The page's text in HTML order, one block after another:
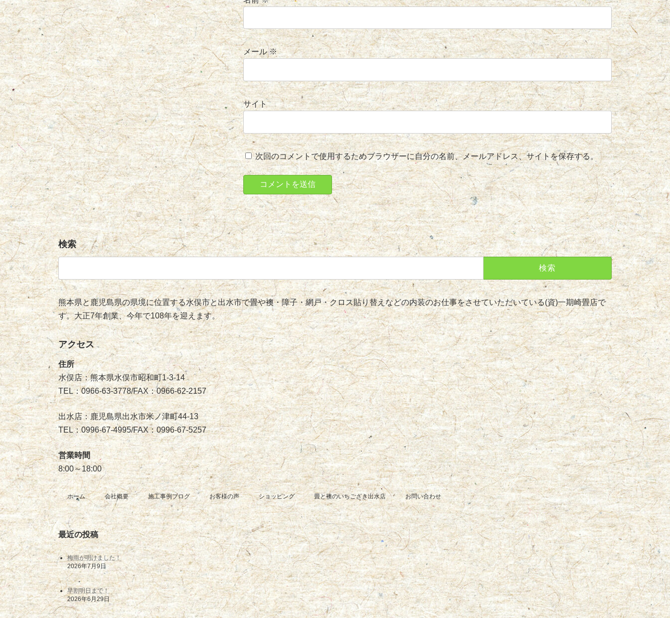
メール※
サイト
次回のコメントで使用するためブラウザーに自分の名前、メールアドレス、サイトを保存する。
検索
検
索:
熊本県と鹿児島県の県境に位置する水俣市と出水市で畳や襖・障子・網戸・クロス貼り替えなどの内装のお仕事をさせていただいている(資)一期崎畳店で
す。大正7年創業、今年で108年を迎えます。
アクセス
住所
水俣店：熊本県水俣市昭和町1-3-14
TEL：0966-63-3778/FAX：0966-62-2157
出水店：鹿児島県出水市米ノ津町44-13
TEL：0996-67-4995/FAX：0996-67-5257
営業時間
8:00～18:00
ホーム 会社概要 施工事例ブログ お客様の声 ショッピング 畳と襖のいちござき出水店 お問い合わせ
最近の投稿
梅雨が明けました！
2026年7月9日
早割明日まで！
2026年6月29日